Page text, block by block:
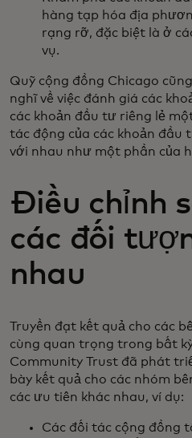
hàng tạp hóa địa
rạng rỡ, đặc biệt là ở
vụ.
Quỹ cộng đồng Chicago
nghĩ về việc đánh giá các
các khoản đầu tư riêng lẻ
tác động của các khoản đầu
với nhau như một phần của
Điều chỉnh
các đối
nhau
Truyền đạt kết quả cho các
cùng quan trọng trong bất
Community Trust đã phát
bày kết quả cho các nhóm
các ưu tiên khác nhau, ví dụ:
Các đối tác cộng đồng